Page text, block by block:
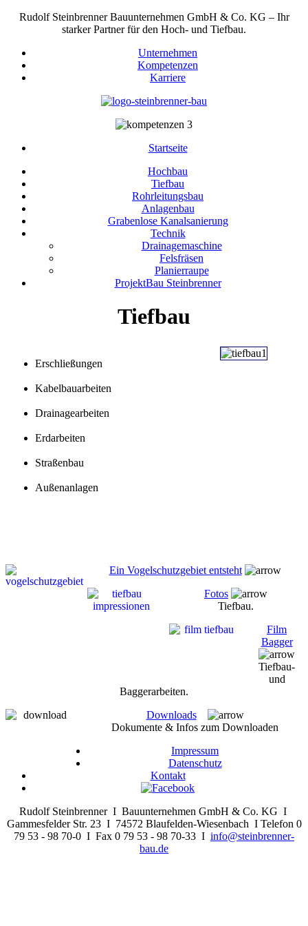
Rudolf Steinbrenner Bauunternehmen GmbH & Co. KG – Ihr
starker Partner für den Hoch- und Tiefbau.
Unternehmen
Kompetenzen
Karriere
Startseite
Hochbau
Tiefbau
Rohrleitungsbau
Anlagenbau
Grabenlose Kanalsanierung
Technik
Drainagemaschine
Felsfräsen
Planierraupe
ProjektBau Steinbrenner
Tiefbau
Erschließungen
Kabelbauarbeiten
Drainagearbeiten
Erdarbeiten
Straßenbau
Außenanlagen
Ein Vogelschutzgebiet entsteht
Fotos
Tiefbau.
Film
Bagger
Tiefbau-
und
Baggerarbeiten.
Downloads
Dokumente & Infos zum Downloaden
Impressum
Datenschutz
Kontakt
Rudolf Steinbrenner I Bauunternehmen GmbH & Co. KG I
Gammesfelder Str. 23 I 74572 Blaufelden-Wiesenbach I Telefon 0
79 53 - 98 70-0 I Fax 0 79 53 - 98 70-33 I info@steinbrenner-
bau.de